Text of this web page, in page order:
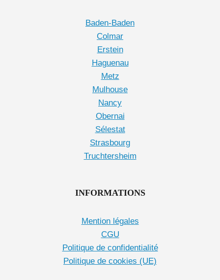
Baden-Baden
Colmar
Erstein
Haguenau
Metz
Mulhouse
Nancy
Obernai
Sélestat
Strasbourg
Truchtersheim
INFORMATIONS
Mention légales
CGU
Politique de confidentialité
Politique de cookies (UE)